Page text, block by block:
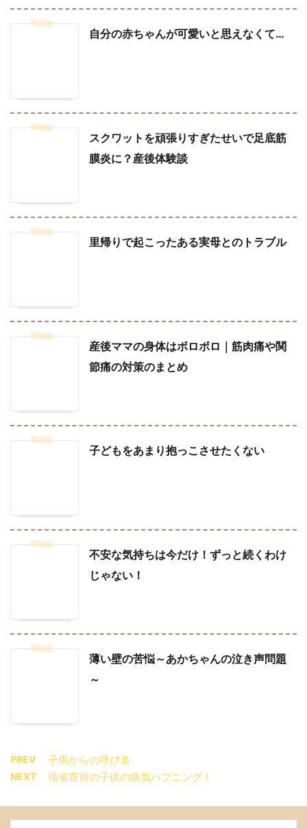
自分の赤ちゃんが可愛いと思えなくて…
スクワットを頑張りすぎたせいで足底筋
膜炎に？産後体験談
里帰りで起こったある実母とのトラブル
産後ママの身体はボロボロ｜筋肉痛や関
節痛の対策のまとめ
子どもをあまり抱っこさせたくない
不安な気持ちは今だけ！ずっと続くわけ
じゃない！
薄い壁の苦悩～あかちゃんの泣き声問題
～
PREV 子供からの呼び名
NEXT 帰省直前の子供の病気ハプニング！